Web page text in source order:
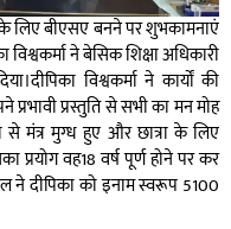
लिए बीएसए बनने पर शुभकामनाएं
विश्वकर्मा ने बेसिक शिक्षा अधिकारी
विश्वकर्मा ने कार्यों की
प्रभावी प्रस्तुति से सभी का मन मोह
से मंत्र मुग्ध हुए और छात्रा के लिए
वह18 वर्ष पूर्ण होने पर कर
ने दीपिका को इनाम स्वरूप 5100